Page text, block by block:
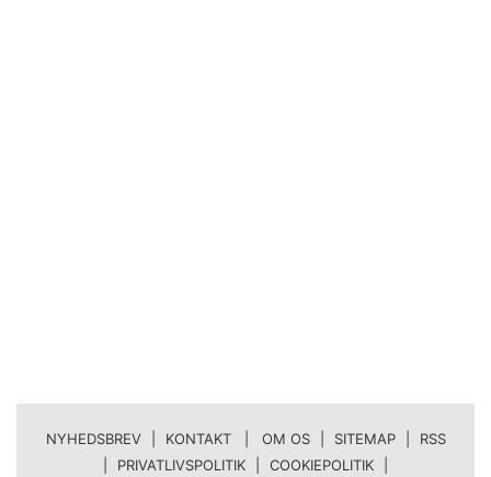
NYHEDSBREV KONTAKT | OM OS SITEMAP
RSS
PRIVATLIVSPOLITIK COOKIEPOLITIK